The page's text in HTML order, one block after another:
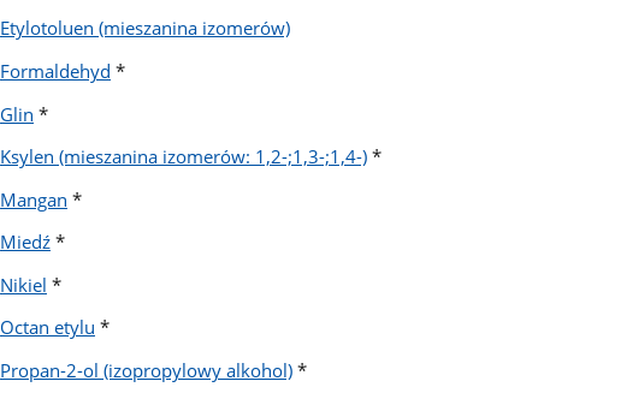
Etylotoluen (mieszanina izomerów)
Formaldehyd *
Glin *
Ksylen (mieszanina izomerów: 1,2-;1,3-;1,4-)*
Mangan *
Miedź*
Nikiel *
Octan etylu *
Propan-2-ol (izopropylowy alkohol)*